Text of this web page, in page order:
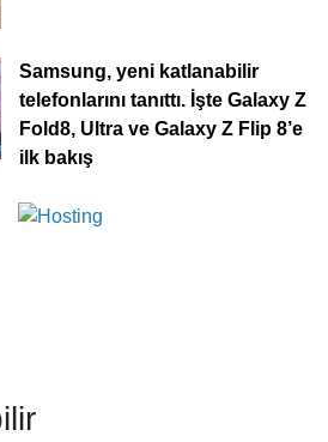
Samsung, yeni katlanabilir
telefonlarını tanıttı. İşte Galaxy Z
Fold8, Ultra ve Galaxy Z Flip 8’e
ilk bakış